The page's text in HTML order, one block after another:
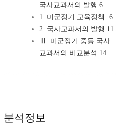
국사교과서의 발행 6
1. 미군정기 교육정책· 6
2. 국사교과서의 발행 11
Ⅲ. 미군정기 중등 국사
교과서의 비교분석 14
분석정보